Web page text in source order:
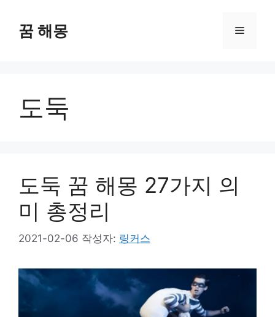
꿈 해몽 메
도둑
도둑 꿈 해몽 27가지 의
미 총정리
2021-02-06 작성자: 링커스